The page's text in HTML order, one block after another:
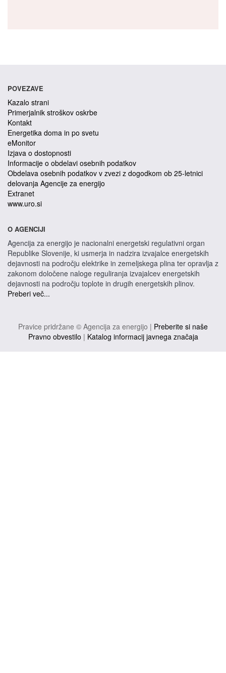
POVEZAVE
Kazalo strani
Primerjalnik stroškov oskrbe
Kontakt
Energetika doma in po svetu
eMonitor
Izjava o dostopnosti
Informacije o obdelavi osebnih podatkov
Obdelava osebnih podatkov v zvezi z dogodkom ob 25-letnici
delovanja Agencije za energijo
Extranet
www.uro.si
O AGENCIJI
Agencija za energijo je nacionalni energetski regulativni organ
Republike Slovenije, ki usmerja in nadzira izvajalce energetskih
dejavnosti na področju elektrike in zemeljskega plina ter opravlja z
zakonom določene naloge reguliranja izvajalcev energetskih
dejavnosti na področju toplote in drugih energetskih plinov.
Preberi več...
Pravice pridržane © Agencija za energijo | Preberite si naše
Pravno obvestilo | Katalog informacij javnega značaja